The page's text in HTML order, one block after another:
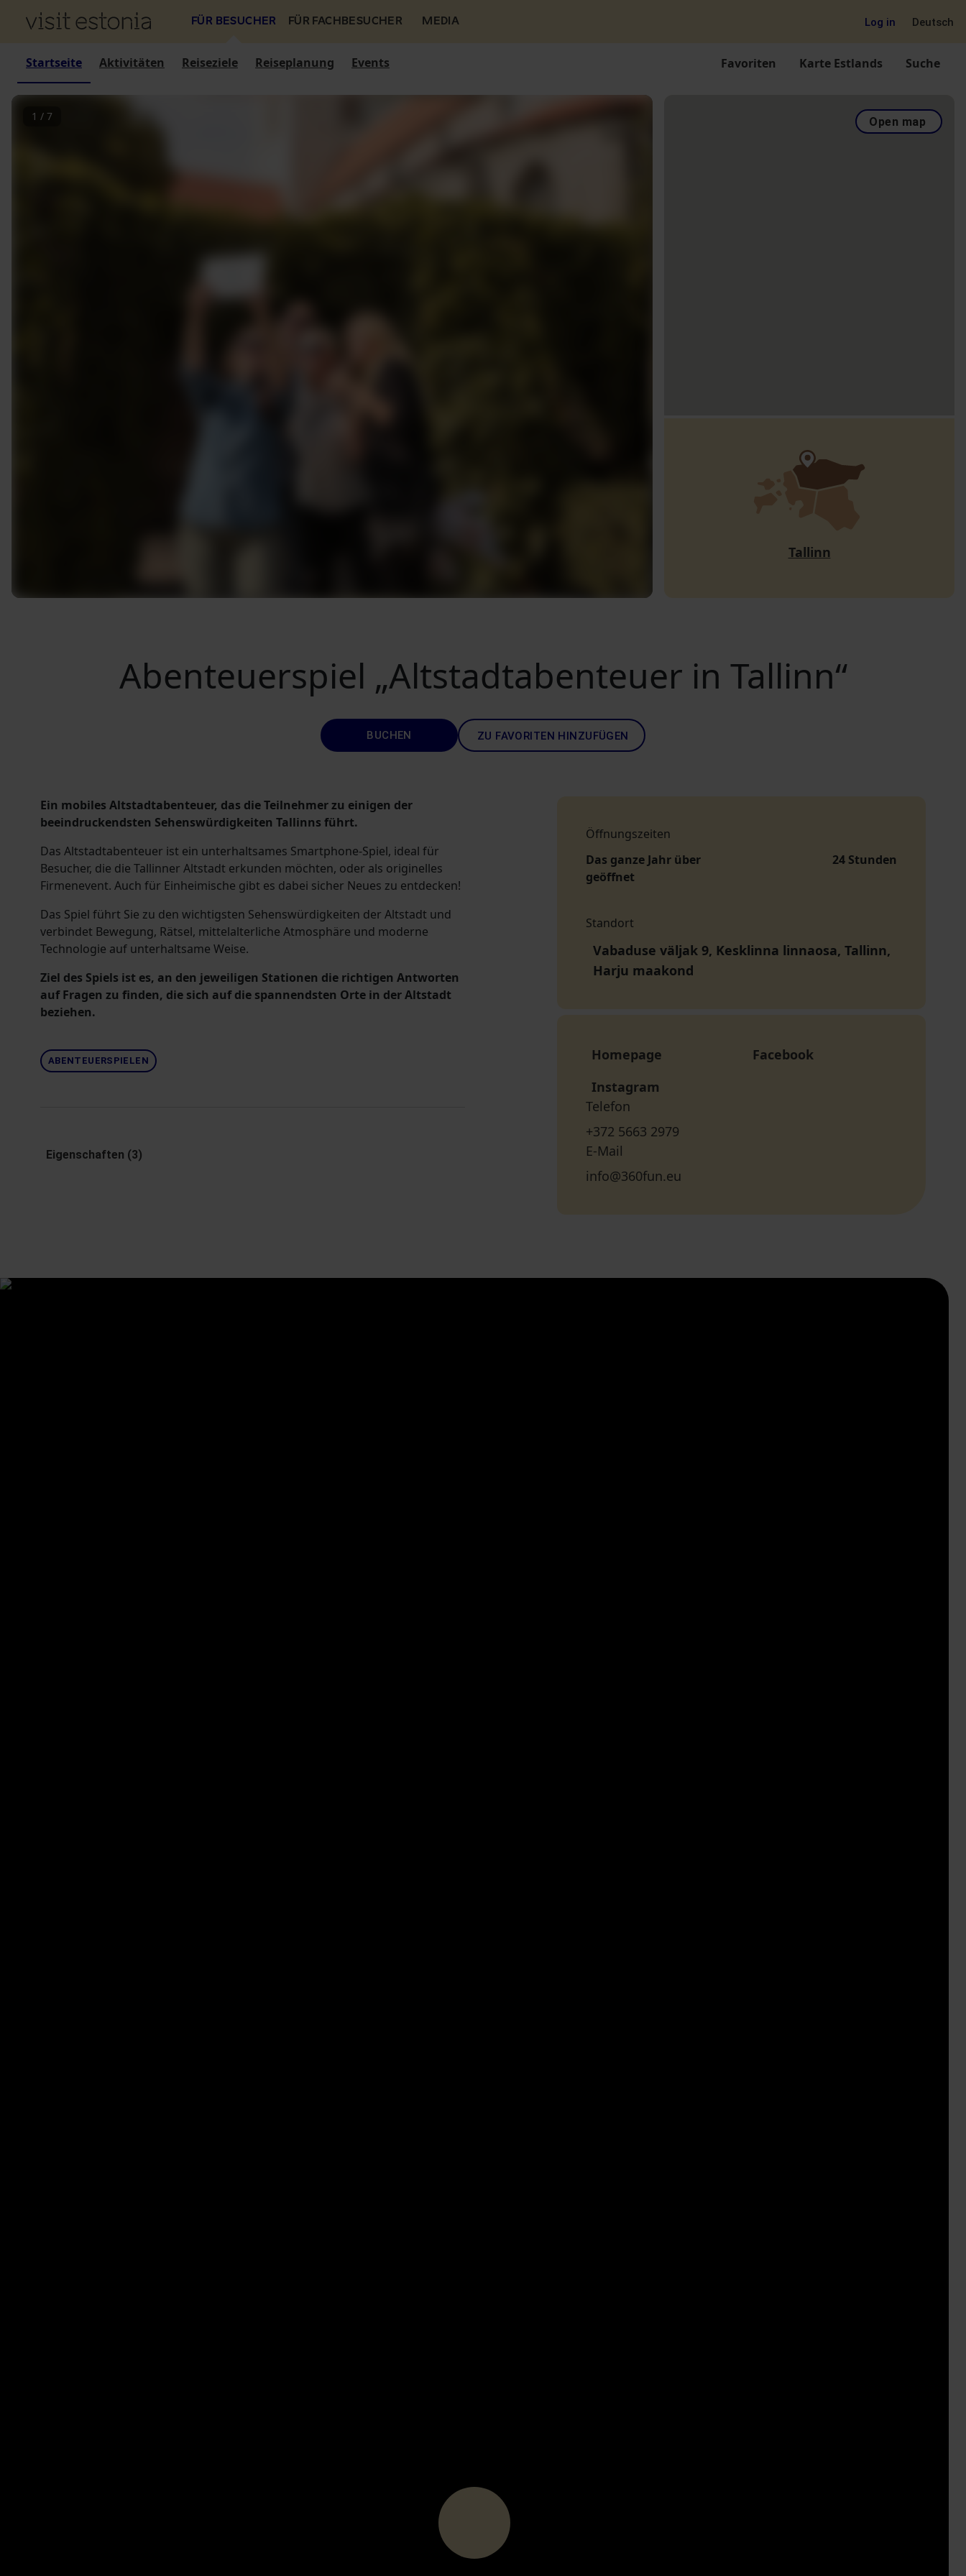
FÜR BESUCHER FÜR FACHBESUCHER MEDIA Log in Deutsch
Startseite Aktivitäten Reiseziele Reiseplanung Events Favoriten Karte Estlands Suche
1 / 7 Open map
Tallinn
Abenteuerspiel „Altstadtabenteuer in Tallinn“
BUCHEN ZU FAVORITEN HINZUFÜGEN
Ein mobiles Altstadtabenteuer, das die Teilnehmer zu einigen der
beeindruckendsten Sehenswürdigkeiten Tallinns führt.
Das Altstadtabenteuer ist ein unterhaltsames Smartphone-Spiel, ideal für
Besucher, die die Tallinner Altstadt erkunden möchten, oder als originelles
Firmenevent. Auch für Einheimische gibt es dabei sicher Neues zu entdecken!
Das Spiel führt Sie zu den wichtigsten Sehenswürdigkeiten der Altstadt und
verbindet Bewegung, Rätsel, mittelalterliche Atmosphäre und moderne
Technologie auf unterhaltsame Weise.
Ziel des Spiels ist es, an den jeweiligen Stationen die richtigen Antworten
auf Fragen zu finden, die sich auf die spannendsten Orte in der Altstadt
beziehen.
ABENTEUERSPIELEN
Eigenschaften (3)
Öffnungszeiten
Das ganze Jahr über
geöffnet
24 Stunden
Standort
Vabaduse väljak 9, Kesklinna linnaosa, Tallinn,
Harju maakond
Homepage
Facebook
Instagram
Telefon
+372 5663 2979
E-Mail
info@360fun.eu